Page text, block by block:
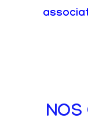
NOS